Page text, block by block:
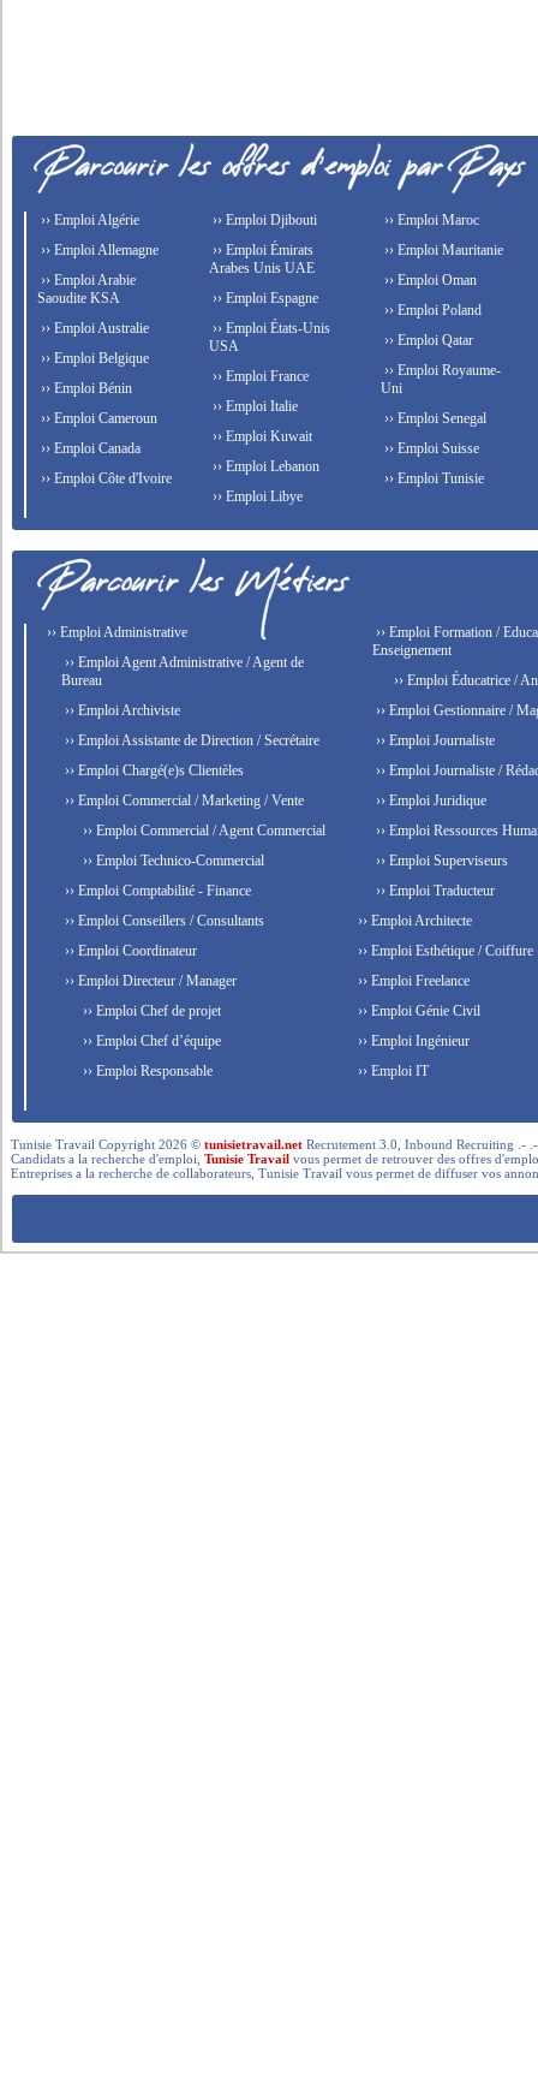
›› Emploi Algérie
›› Emploi Allemagne
›› Emploi Arabie
Saoudite KSA
›› Emploi Australie
›› Emploi Belgique
›› Emploi Bénin
›› Emploi Cameroun
›› Emploi Canada
›› Emploi Côte d'Ivoire
›› Emploi Djibouti
›› Emploi Émirats
Arabes Unis UAE
›› Emploi Espagne
›› Emploi États-Unis
USA
›› Emploi France
›› Emploi Italie
›› Emploi Kuwait
›› Emploi Lebanon
›› Emploi Libye
›› Emploi Maroc
›› Emploi Mauritanie
›› Emploi Oman
›› Emploi Poland
›› Emploi Qatar
›› Emploi Royaume-
Uni
›› Emploi Senegal
›› Emploi Suisse
›› Emploi Tunisie
›› Emploi Administrative
›› Emploi Agent Administrative / Agent de
Bureau
›› Emploi Archiviste
›› Emploi Assistante de Direction / Secrétaire
›› Emploi Chargé(e)s Clientèles
›› Emploi Commercial / Marketing / Vente
›› Emploi Commercial / Agent Commercial
›› Emploi Technico-Commercial
›› Emploi Comptabilité - Finance
›› Emploi Conseillers / Consultants
›› Emploi Coordinateur
›› Emploi Directeur / Manager
›› Emploi Chef de projet
›› Emploi Chef d’équipe
›› Emploi Responsable
›› Emploi Formation /
Enseignement
›› Emploi Éducatrice /
›› Emploi Gestionnaire /
›› Emploi Journaliste
›› Emploi Journaliste /
›› Emploi Juridique
›› Emploi Ressources
›› Emploi Superviseurs
›› Emploi Traducteur
›› Emploi Architecte
›› Emploi Esthétique / Coiffure
›› Emploi Freelance
›› Emploi Génie Civil
›› Emploi Ingénieur
›› Emploi IT
Tunisie Travail Copyright 2026 ©tunisietravail.net Recrutement 3.0, Inbound Recruiting .-
Candidats a la recherche d'emploi,Tunisie Travail vous permet de retrouver des offres
Entreprises a la recherche de collaborateurs, Tunisie Travail vous permet de diffuser vos